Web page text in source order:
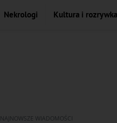
Nekrologi Kultura i rozrywka
NAJNOWSZE WIADOMOŚCI